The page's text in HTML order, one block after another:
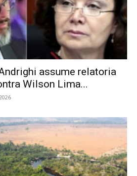
assume relatoria
Wilson Lima...